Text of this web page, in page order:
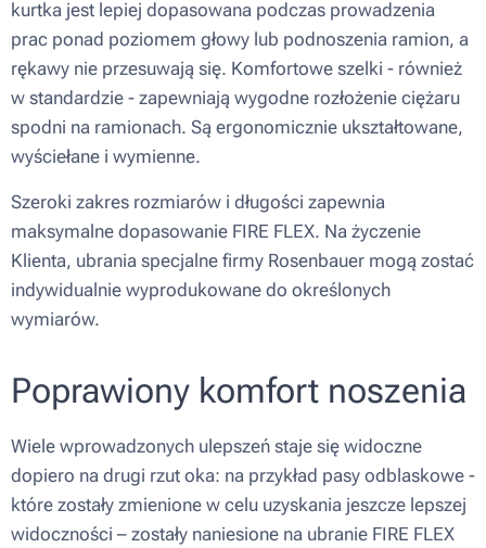
kurtka jest lepiej dopasowana podczas prowadzenia
prac ponad poziomem głowy lub podnoszenia ramion, a
rękawy nie przesuwają się. Komfortowe szelki - również
w standardzie - zapewniają wygodne rozłożenie ciężaru
spodni na ramionach. Są ergonomicznie ukształtowane,
wyściełane i wymienne.
Szeroki zakres rozmiarów i długości zapewnia
maksymalne dopasowanie FIRE FLEX. Na życzenie
Klienta, ubrania specjalne firmy Rosenbauer mogą zostać
indywidualnie wyprodukowane do określonych
wymiarów.
Poprawiony komfort noszenia
Wiele wprowadzonych ulepszeń staje się widoczne
dopiero na drugi rzut oka: na przykład pasy odblaskowe -
które zostały zmienione w celu uzyskania jeszcze lepszej
widoczności – zostały naniesione na ubranie FIRE FLEX